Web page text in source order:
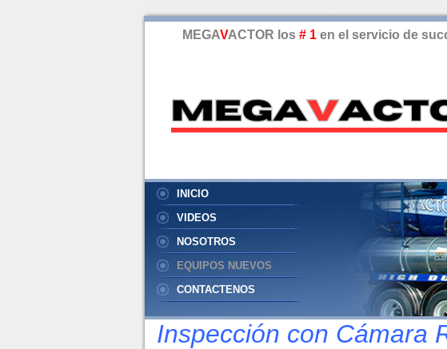
MEGAVACTOR los # 1en el servicio de
INICIO
VIDEOS
NOSOTROS
EQUIPOS NUEVOS
CONTACTENOS
CONSULTAS
APRENDIZAJE
Inspección con Cámara